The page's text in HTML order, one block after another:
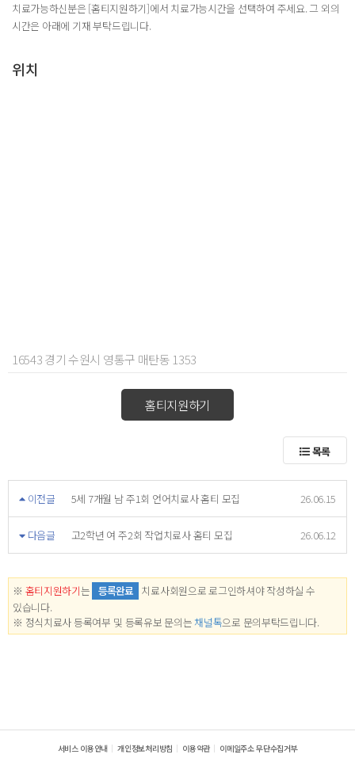
치료가능하신분은 [홈티지원하기]에서 치료가능시간을 선택하여 주세요. 그 외의
시간은 아래에 기재 부탁드립니다.
위치
16543 경기 수원시 영통구 매탄동 1353
홈티지원하기
목록
이전글 5세 7개월 남 주1회 언어치료사 홈티 모집 26.06.15
다음글 고2학년 여 주2회 작업치료사 홈티 모집 26.06.12
※ 홈티지원하기는 등록완료 치료사회원으로 로그인하셔야 작성하실 수
있습니다.
※ 정식치료사 등록여부 및 등록유보 문의는 채널톡으로 문의부탁드립니다.
서비스 이용안내 개인정보처리방침 이용약관 이메일주소 무단수집거부